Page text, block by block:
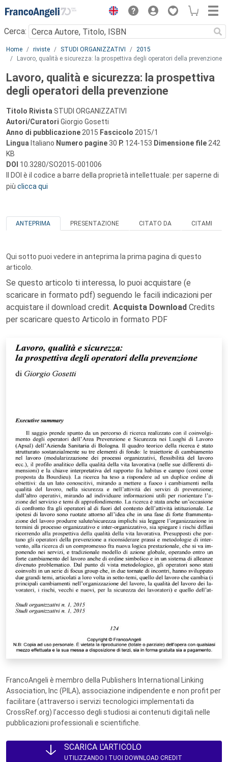
Menu
Cerca:
Main content
Home riviste STUDI ORGANIZZATIVI
2015
Lavoro, qualità e sicurezza: la prospettiva degli operatori della prevenzione
Lavoro, qualità e sicurezza: la prospettiva
degli operatori della prevenzione
Titolo Rivista STUDI ORGANIZZATIVI
Autori/Curatori Giorgio Gosetti
Anno di pubblicazione 2015 Fascicolo 2015/1
Lingua Italiano Numero pagine 30 P. 124-153 Dimensione file 242
KB
DOI 10.3280/SO2015-001006
Il DOI è il codice a barre della proprietà intellettuale: per saperne di
più clicca qui
ANTEPRIMA PRESENTAZIONE CITATO DA CITAMI
Qui sotto puoi vedere in anteprima la prima pagina di questo
articolo.
Se questo articolo ti interessa, lo puoi acquistare (e
scaricare in formato pdf) seguendo le facili indicazioni per
acquistare il download credit. Acquista Download Credits
per scaricare questo Articolo in formato PDF
FrancoAngeli è membro della Publishers International Linking
Association, Inc (PILA), associazione indipendente e non profit per
facilitare (attraverso i servizi tecnologici implementati da
CrossRef.org) l’accesso degli studiosi ai contenuti digitali nelle
pubblicazioni professionali e scientifiche.
SCARICA L'ARTICOLO
UTILIZZANDO I TUOI DOWNLOAD CREDIT